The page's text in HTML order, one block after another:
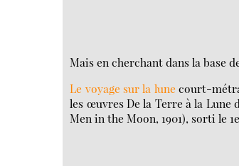
Mais en cherchant dans la base
Le voyage sur la lune court-
les œuvres De la Terre à la Lune
Men in the Moon, 1901), sorti le